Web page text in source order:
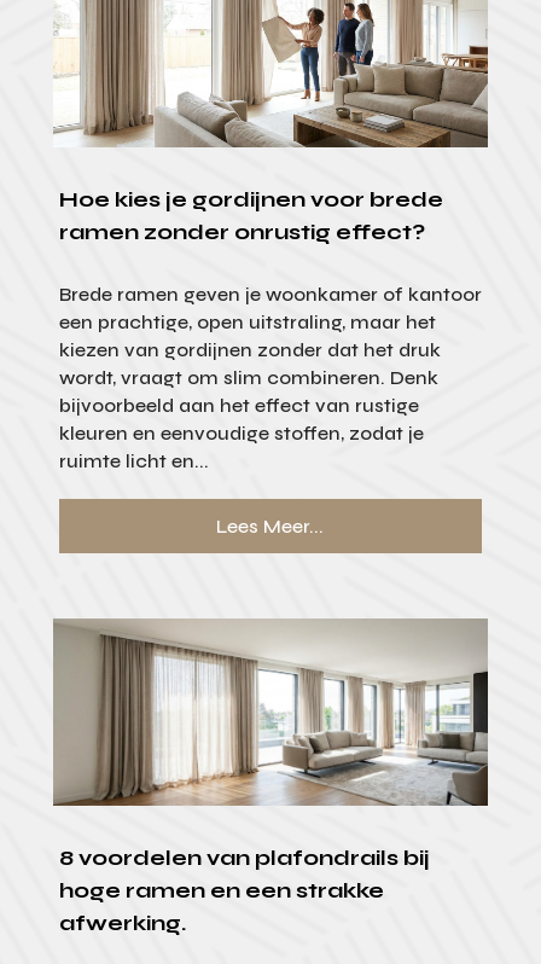
Hoe kies je gordijnen voor brede
ramen zonder onrustig effect?
Brede ramen geven je woonkamer of kantoor
een prachtige, open uitstraling, maar het
kiezen van gordijnen zonder dat het druk
wordt, vraagt om slim combineren. Denk
bijvoorbeeld aan het effect van rustige
kleuren en eenvoudige stoffen, zodat je
ruimte licht en...
Lees Meer...
8 voordelen van plafondrails bij
hoge ramen en een strakke
afwerking.